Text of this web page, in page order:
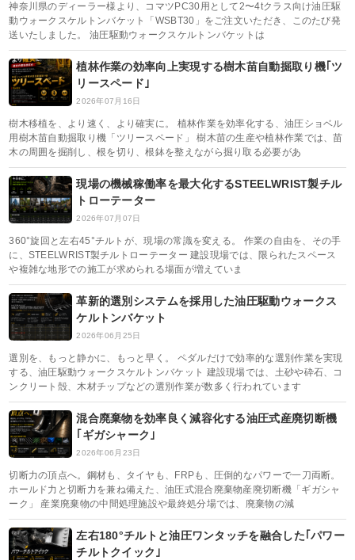
神奈川県のディーラー様より、コマツPC30用として2〜4tクラス向け油圧駆
動ウォークスケルトンバケット「WSBT30」をご注文いただき、このたび発
送いたしました。 油圧駆動ウォークスケルトンバケットは
植林作業の効率向上実現する樹木苗自動掘取り機｢ツ
リースペード｣
2026年07月16日
樹木移植を、より速く、より確実に。 植林作業を効率化する、油圧ショベル
用樹木苗自動掘取り機「ツリースペード」 樹木苗の生産や植林作業では、苗
木の周囲を掘削し、根を切り、根鉢を整えながら掘り取る必要があ
現場の機械稼働率を最大化するSTEELWRIST製チル
トローテーター
2026年07月07日
360°旋回と左右45°チルトが、現場の常識を変える。 作業の自由を、その手
に、STEELWRIST製チルトローテーター 建設現場では、限られたスペース
や複雑な地形での施工が求められる場面が増えていま
革新的選別システムを採用した油圧駆動ウォークス
ケルトンバケット
2026年06月25日
選別を、もっと静かに、もっと早く。 ペダルだけで効率的な選別作業を実現
する、油圧駆動ウォークスケルトンバケット 建設現場では、土砂や砕石、コ
ンクリート殻、木材チップなどの選別作業が数多く行われています
混合廃棄物を効率良く減容化する油圧式産廃切断機
｢ギガシャーク｣
2026年06月23日
切断力の頂点へ。鋼材も、タイヤも、FRPも、圧倒的なパワーで一刀両断。
ホールド力と切断力を兼ね備えた、油圧式混合廃棄物産廃切断機「ギガシャ
ーク」 産業廃棄物の中間処理施設や最終処分場では、廃棄物の減
左右180°チルトと油圧ワンタッチを融合した｢パワー
チルトクイック｣